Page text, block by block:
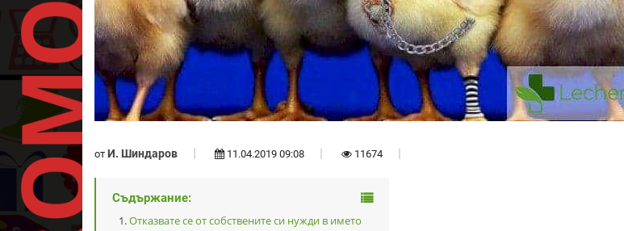
от И. Шиндаров 11.04.2019 09:08 11674
Съдържание:
Отказвате се от собствените си нужди в името